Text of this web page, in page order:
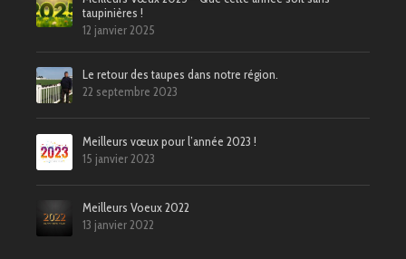
taupinières !
12 janvier 2025
Le retour des taupes dans notre région.
22 septembre 2023
Meilleurs vœux pour l’année 2023 !
15 janvier 2023
Meilleurs Voeux 2022
13 janvier 2022